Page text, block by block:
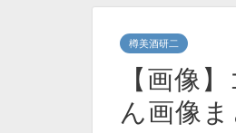
樽美酒研二
【画像
ん画像ま